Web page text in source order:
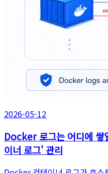
2026-05-12
Docker 로그는 어디에 쌓
이너 로그' 관리